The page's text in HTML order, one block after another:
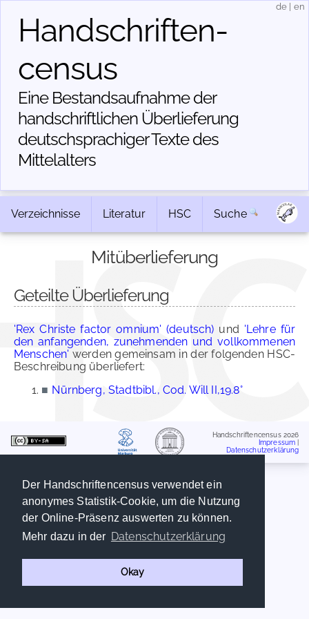
Der Handschriftencensus verwendet ein
anonymes Statistik-Cookie, um die Nutzung
der Online-Präsenz auswerten zu können.
Mehr dazu in der Datenschutzerklärung
Okay
Handschriften­
census
Eine Bestandsaufnahme der
handschriftlichen Über­lieferung
deutschsprachiger Texte des
Mittelalters
de en
Verzeichnisse Literatur HSC Suche
Mitüberlieferung
Geteilte Überlieferung
'Rex Christe factor omnium' (deutsch) und 'Lehre für
den anfangenden, zunehmenden und vollkommenen
Menschen' werden gemeinsam in der folgenden HSC-
Beschreibung überliefert:
■ Nürnberg, Stadtbibl., Cod. Will II,19.8°
Handschriftencensus 2026
Impressum
Datenschutzerklärung